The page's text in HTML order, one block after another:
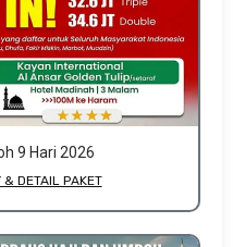
9 Hari 2026
DETAIL PAKET